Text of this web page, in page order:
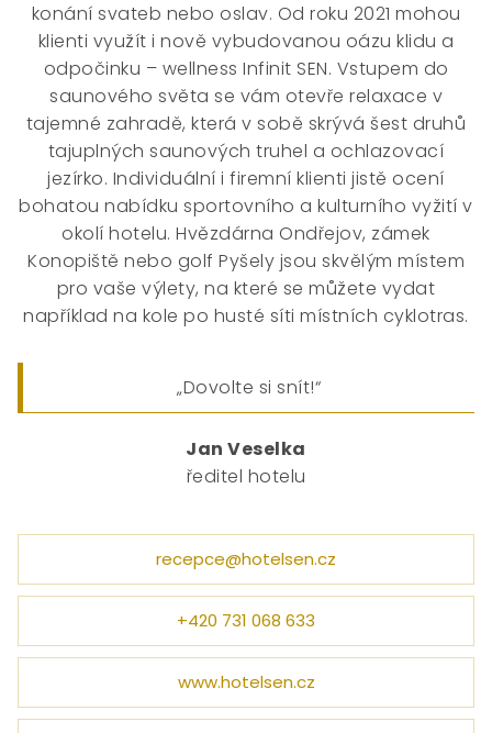
konání svateb nebo oslav. Od roku 2021 mohou
klienti využít i nově vybudovanou oázu klidu a
odpočinku – wellness Infinit SEN. Vstupem do
saunového světa se vám otevře relaxace v
tajemné zahradě, která v sobě skrývá šest druhů
tajuplných saunových truhel a ochlazovací
jezírko. Individuální i firemní klienti jistě ocení
bohatou nabídku sportovního a kulturního vyžití v
okolí hotelu. Hvězdárna Ondřejov, zámek
Konopiště nebo golf Pyšely jsou skvělým místem
pro vaše výlety, na které se můžete vydat
například na kole po husté síti místních cyklotras.
„Dovolte si snít!“
Jan Veselka
ředitel hotelu
recepce@hotelsen.cz
+420 731 068 633
www.hotelsen.cz